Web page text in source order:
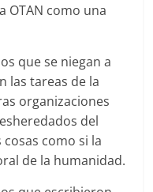
OTAN como una
que se niegan a
las tareas de la
organizaciones
del
como si la
de la humanidad.